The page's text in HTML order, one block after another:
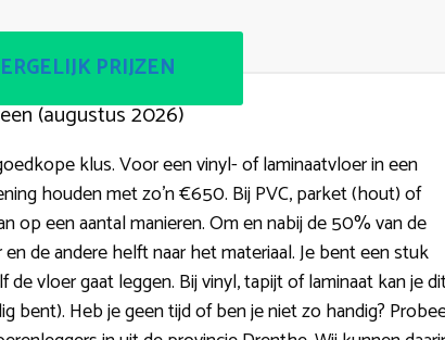
PRIJZEN
(augustus 2026)
klus. Voor een vinyl- of laminaatvloer in een
houden met zo’n €650. Bij PVC, parket (hout) of
op een aantal manieren. Om en nabij de 50% van de
de andere helft naar het materiaal. Je bent een stuk
vloer gaat leggen. Bij vinyl, tapijt of laminaat kan je
bent). Heb je geen tijd of ben je niet zo handig?